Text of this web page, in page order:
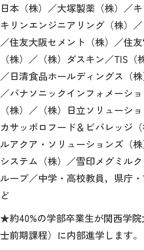
日本（株）／大塚製薬（株）／
キリンエンジニアリング（株）
／住友大阪セメント（株）／住
（株）／（株）ダスキン／TIS（
／日清食品ホールディングス（株
／パナソニックインフォメーシ
（株）／（株）日立ソリューシ
カサッポロフード＆ビバレッジ
ルアクア・ソリューションズ（
システム（株）／雪印メグミル
ループ／中学・高校教員，県庁
ど
★約40%の学部卒業生が関西学
士前期課程）に内部進学します。